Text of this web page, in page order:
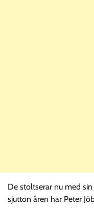
De stoltserar nu med
sjutton åren har Peter